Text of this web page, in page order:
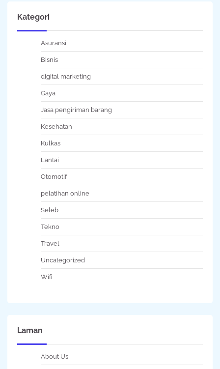
Kategori
Asuransi
Bisnis
digital marketing
Gaya
Jasa pengiriman barang
Kesehatan
Kulkas
Lantai
Otomotif
pelatihan online
Seleb
Tekno
Travel
Uncategorized
Wifi
Laman
About Us